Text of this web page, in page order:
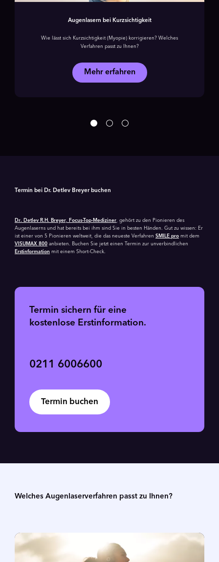
Augenlasern bei Kurzsichtigkeit
Wie lässt sich Kurzsichtigkeit (Myopie) korrigieren? Welches
Verfahren passt zu Ihnen?
Mehr erfahren
Termin bei Dr. Detlev Breyer buchen
Dr. Detlev R.H. Breyer, Focus-Top-Mediziner , gehört zu den Pionieren des
Augenlaserns und hat bereits bei ihm sind Sie in besten Händen. Gut zu wissen: Er
ist einer von 5 Pionieren weltweit, die das neueste Verfahren SMILE pro mit dem
VISUMAX 800 anbieten. Buchen Sie jetzt einen Termin zur unver­bind­lichen
Erstinformation mit einem Short-Check.
Termin sichern für eine
kostenlose Erstinformation.
0211 6006600
Termin buchen
Welches Augenlaserverfahren passt zu Ihnen?